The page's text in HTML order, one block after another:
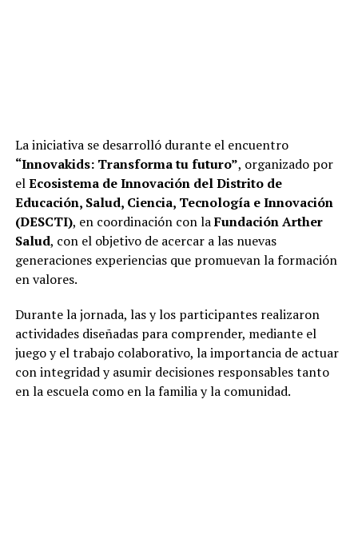
La iniciativa se desarrolló durante el encuentro
“Innovakids: Transforma tu futuro”, organizado por
elEcosistema de Innovación del Distrito de
Educación, Salud, Ciencia, Tecnología e Innovación
(DESCTI), en coordinación con laFundación Arther
Salud, con el objetivo de acercar a las nuevas
generaciones experiencias que promuevan la formación
en valores.
Durante la jornada, las y los participantes realizaron
actividades diseñadas para comprender, mediante el
juego y el trabajo colaborativo, la importancia de actuar
con integridad y asumir decisiones responsables tanto
en la escuela como en la familia y la comunidad.